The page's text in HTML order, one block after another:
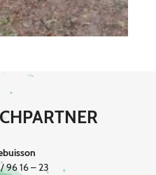
96 16 – 23